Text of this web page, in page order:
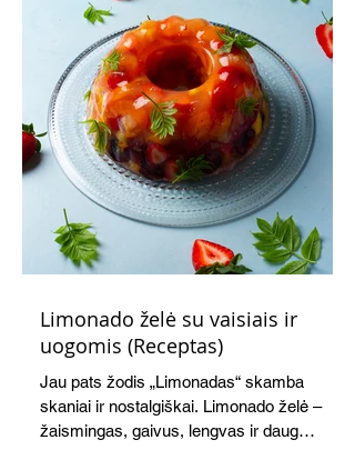
Limonado želė su vaisiais ir
uogomis (Receptas)
Jau pats žodis „Limonadas“ skamba
skaniai ir nostalgiškai. Limonado želė –
žaismingas, gaivus, lengvas ir daug